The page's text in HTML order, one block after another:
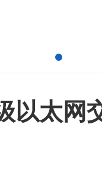
以太网